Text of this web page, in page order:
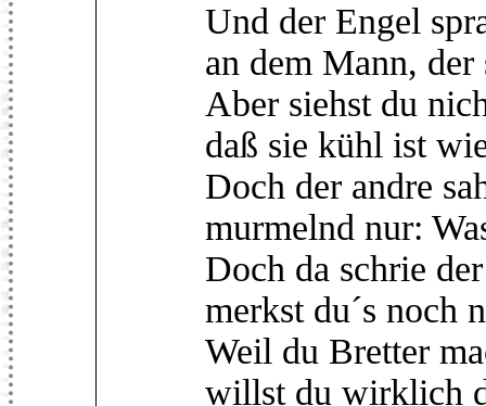
Und der Engel
an dem Mann, der
Aber siehst du
daß sie kühl ist
Doch der andre
murmelnd nur:
Doch da schrie
merkst du´s noch
Weil du Bretter
willst du wirklich